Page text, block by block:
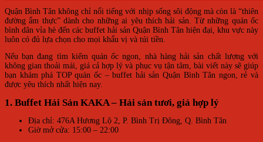
Quận Bình Tân không chỉ nổi tiếng với nhịp sống sôi động mà còn là “thiên
đường ẩm thực” dành cho những ai yêu thích hải sản. Từ những quán ốc
bình dân vỉa hè đến các buffet hải sản Quận Bình Tân hiện đại, khu vực này
luôn có đủ lựa chọn cho mọi khẩu vị và túi tiền.
Nếu bạn đang tìm kiếm quán ốc ngon, nhà hàng hải sản chất lượng với
không gian thoải mái, giá cả hợp lý và phục vụ tận tâm, bài viết này sẽ giúp
bạn khám phá TOP quán ốc – buffet hải sản Quận Bình Tân ngon, rẻ và
được yêu thích nhất hiện nay.
1. Buffet Hải Sản KAKA – Hải sản tươi, giá hợp lý
Địa chỉ: 476A Hương Lộ 2, P. Bình Trị Đông, Q. Bình Tân
Giờ mở cửa: 15:00 – 22:00